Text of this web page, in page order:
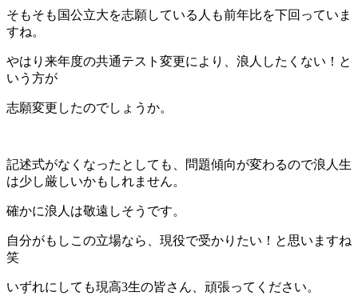
そもそも国公立大を志願している人も前年比を下回っていま
すね。
やはり来年度の共通テスト変更により、浪人したくない！と
いう方が
志願変更したのでしょうか。
記述式がなくなったとしても、問題傾向が変わるので浪人生
は少し厳しいかもしれません。
確かに浪人は敬遠しそうです。
自分がもしこの立場なら、現役で受かりたい！と思いますね
笑
いずれにしても現高3生の皆さん、頑張ってください。